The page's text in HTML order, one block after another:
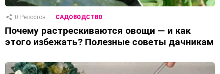
0 Репостов САДОВОДСТВО
Почему растрескиваются овощи — и как
этого избежать? Полезные советы дачникам